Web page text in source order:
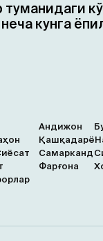
туманидаги
кунга
Андижон
Қашқадарё
Самарканд
Фарғона